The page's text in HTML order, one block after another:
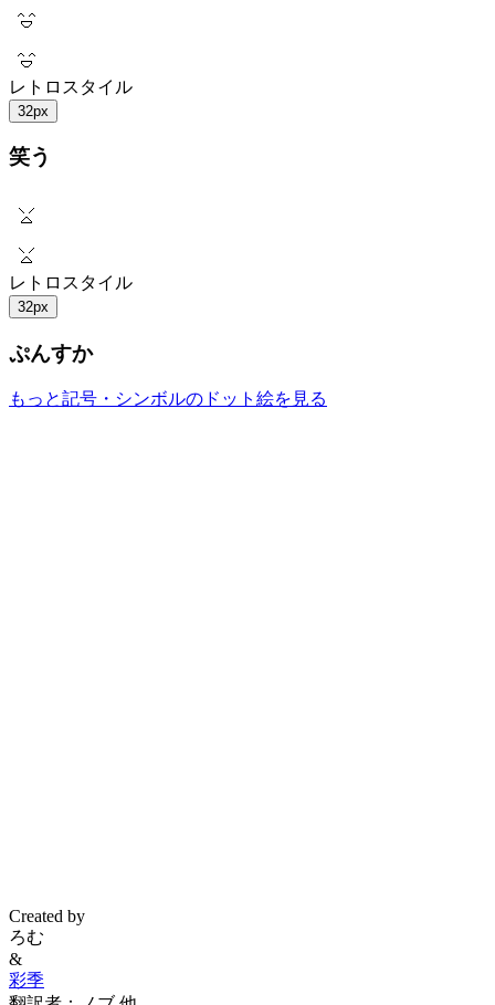
レトロスタイル
32px
笑う
レトロスタイル
32px
ぷんすか
もっと記号・シンボルのドット絵を見る
Created by
ろむ
&
彩季